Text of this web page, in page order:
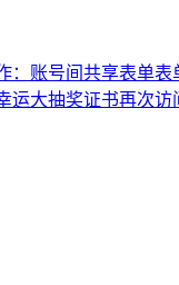
：账号间共享表单表
运大抽奖证书再次访